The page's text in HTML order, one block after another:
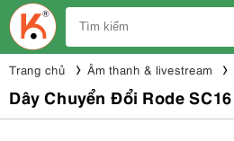
Trang chủ Âm thanh & livestream
Dây Chuyển Đổi Rode SC16